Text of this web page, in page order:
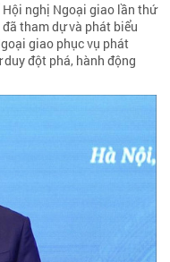
nghị Ngoại giao lần thứ
tham dự và phát biểu
giao phục vụ phát
đột phá, hành động